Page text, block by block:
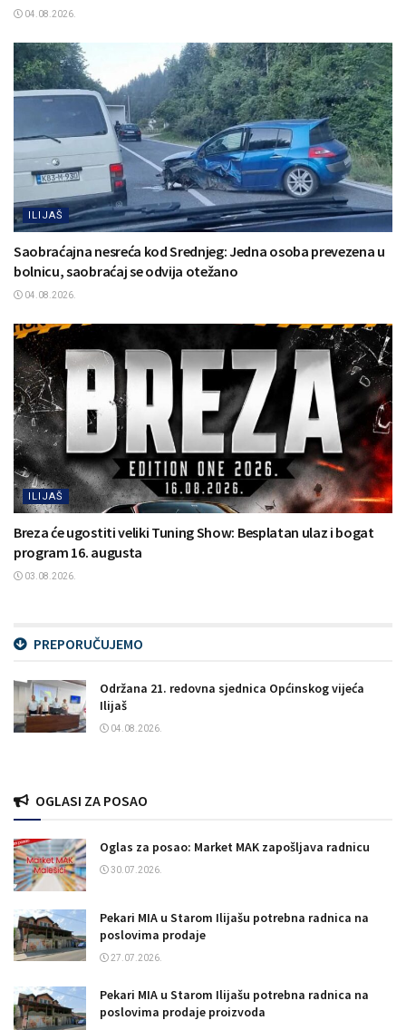
04.08.2026.
ILIJAŠ
Saobraćajna nesreća kod Srednjeg: Jedna osoba prevezena u
bolnicu, saobraćaj se odvija otežano
04.08.2026.
ILIJAŠ
Breza će ugostiti veliki Tuning Show: Besplatan ulaz i bogat
program 16. augusta
03.08.2026.
PREPORUČUJEMO
Održana 21. redovna sjednica Općinskog vijeća
Ilijaš
04.08.2026.
OGLASI ZA POSAO
Oglas za posao: Market MAK zapošljava radnicu
30.07.2026.
Pekari MIA u Starom Ilijašu potrebna radnica na
poslovima prodaje
27.07.2026.
Pekari MIA u Starom Ilijašu potrebna radnica na
poslovima prodaje proizvoda